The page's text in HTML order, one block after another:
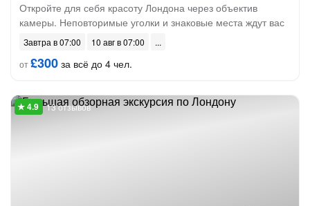
Откройте для себя красоту Лондона через объектив
камеры. Неповторимые уголки и знаковые места ждут вас
Завтра в 07:00
10 авг в 07:00
от£300 за всё до 4 чел.
13 отзывов